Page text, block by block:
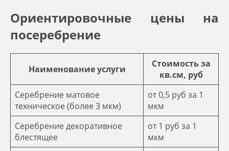
Ориентировочные цены на
посеребрение
Наименование услуги
Стоимость за
кв.см, руб
Серебрение матовое
техническое (более 3 мкм)
от 0,5 руб за 1
мкм
Серебрение декоративное
блестящее
от 1 руб за 1
мкм